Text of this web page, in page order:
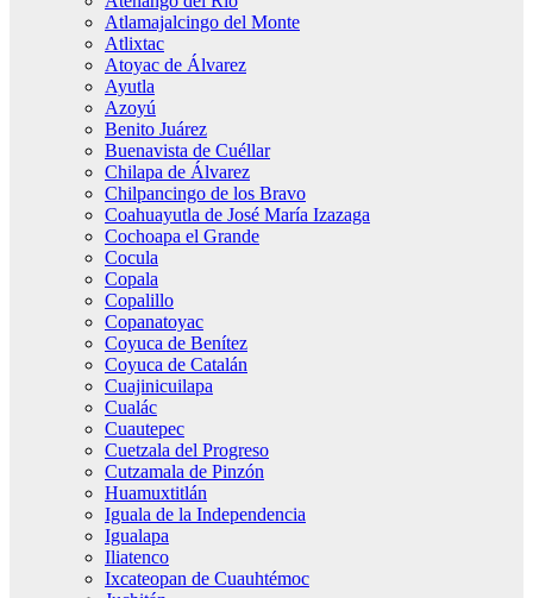
Atlamajalcingo del Monte
Atlixtac
Atoyac de Álvarez
Ayutla
Azoyú
Benito Juárez
Buenavista de Cuéllar
Chilapa de Álvarez
Chilpancingo de los Bravo
Coahuayutla de José María Izazaga
Cochoapa el Grande
Cocula
Copala
Copalillo
Copanatoyac
Coyuca de Benítez
Coyuca de Catalán
Cuajinicuilapa
Cualác
Cuautepec
Cuetzala del Progreso
Cutzamala de Pinzón
Huamuxtitlán
Iguala de la Independencia
Igualapa
Iliatenco
Ixcateopan de Cuauhtémoc